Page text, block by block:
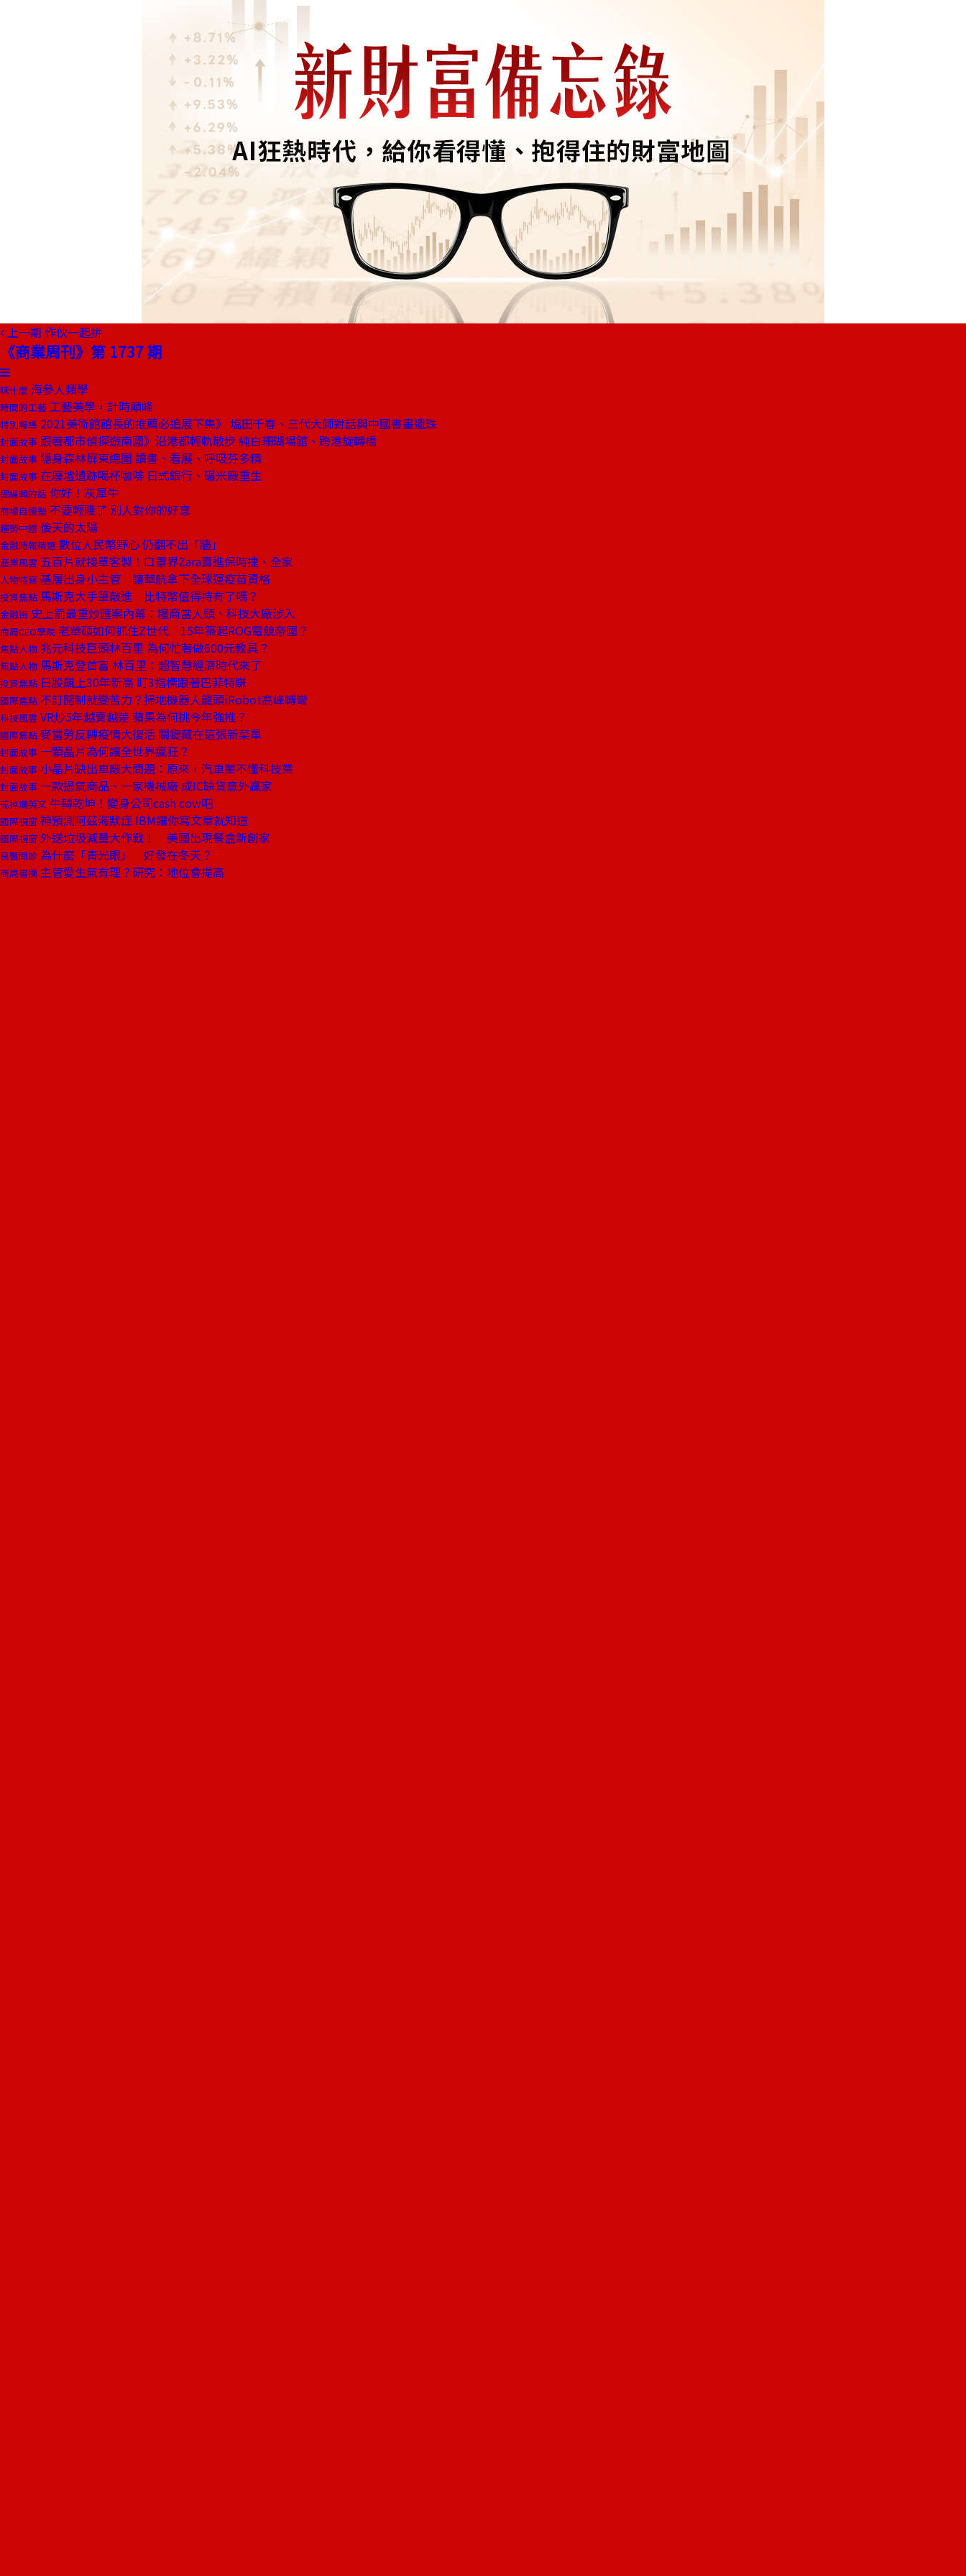
上一期 作伙一起拚
《商業周刊》第 1737 期
味什麼 海參人類學
時間的工藝 工藝美學，計時顛峰
特別報導 2021美術館館長的推薦必追展下集》 塩田千春、三代大師對話與中國書畫遺珠
封面故事 跟著都市偵探遊南國》沿港都輕軌散步 純白珊瑚場館、跨港旋轉橋
封面故事 隱身森林屏東總圖 讀書、看展、呼吸芬多精
封面故事 在廢墟遺跡喝杯咖啡 日式銀行、碾米廠重生
總編輯的話 你好！灰犀牛
商場自慢塾 不要輕賤了 別人對你的好意
趨勢中國 後天的太陽
金融時報精選 數位人民幣野心 仍翻不出「牆」
產業風雲 五百片就接單客製！口罩界Zara賣進保時捷、全家
人物特寫 基層出身小主管 讓華航拿下全球運疫苗資格
投資焦點 馬斯克大手筆敲進 比特幣值得持有了嗎？
金融街 史上罰最重炒匯案內幕：糧商當人頭、科技大廠涉入
商周CEO學院 老華碩如何抓住Z世代 15年築起ROG電競帝國？
焦點人物 兆元科技巨頭林百里 為何忙著做600元教具？
焦點人物 馬斯克登首富 林百里：超智慧經濟時代來了
投資焦點 日股飆上30年新高 盯3指標跟著巴菲特賺
國際焦點 不訂閱制就變苦力？掃地機器人龍頭iRobot高峰轉彎
科技風雲 VR炒5年越賣越差 蘋果為何挑今年強推？
國際焦點 麥當勞反轉疫情大復活 關鍵藏在這張新菜單
封面故事 一顆晶片為何讓全世界瘋狂？
封面故事 小晶片缺出車廠大問題：原來，汽車業不懂科技業
封面故事 一款過氣商品、一家機械廠 成IC缺貨意外贏家
戒掉爛英文 牛轉乾坤！變身公司cash cow吧
國際視窗 神預測阿茲海默症 IBM讓你寫文章就知道
國際視窗 外送垃圾減量大作戰！ 美國出現餐盒新創家
良醫問診 為什麼「青光眼」 好發在冬天？
商周書摘 主管愛生氣有理？研究：地位會提高